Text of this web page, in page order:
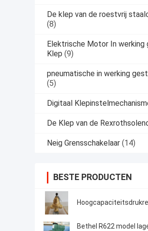
De klep van de roestvrij
(8)
Elektrische Motor In werking
Klep (9)
pneumatische in werking
(5)
Digitaal
De Klep van de
Neig Grensschakelaar (14)
BESTE PRODUCTEN
Bethel R622 model